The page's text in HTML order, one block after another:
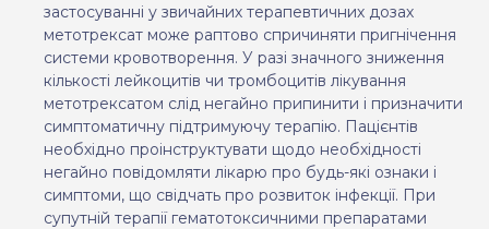
застосуванні у звичайних терапевтичних дозах
метотрексат може раптово спричиняти пригнічення
системи кровотворення. У разі значного зниження
кількості лейкоцитів чи тромбоцитів лікування
метотрексатом слід негайно припинити і призначити
симптоматичну підтримуючу терапію. Пацієнтів
необхідно проінструктувати щодо необхідності
негайно повідомляти лікарю про будь-які ознаки і
симптоми, що свідчать про розвиток інфекції. При
супутній терапії гематотоксичними препаратами